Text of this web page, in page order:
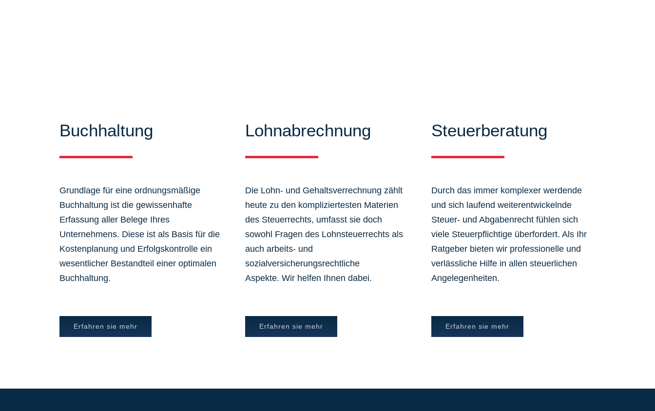
Buchhaltung
Grundlage für eine ordnungsmäßige
Buchhaltung ist die gewissenhafte
Erfassung aller Belege Ihres
Unternehmens. Diese ist als Basis für die
Kostenplanung und Erfolgskontrolle ein
wesentlicher Bestandteil einer optimalen
Buchhaltung.
Erfahren sie mehr
Lohnabrechnung
Die Lohn- und Gehaltsverrechnung zählt
heute zu den kompliziertesten Materien
des Steuerrechts, umfasst sie doch
sowohl Fragen des Lohnsteuerrechts als
auch arbeits- und
sozialversicherungsrechtliche
Aspekte. Wir helfen Ihnen dabei.
Erfahren sie mehr
Steuerberatung
Durch das immer komplexer werdende
und sich laufend weiterentwickelnde
Steuer- und Abgabenrecht fühlen sich
viele Steuerpflichtige überfordert. Als Ihr
Ratgeber bieten wir professionelle und
verlässliche Hilfe in allen steuerlichen
Angelegenheiten.
Erfahren sie mehr